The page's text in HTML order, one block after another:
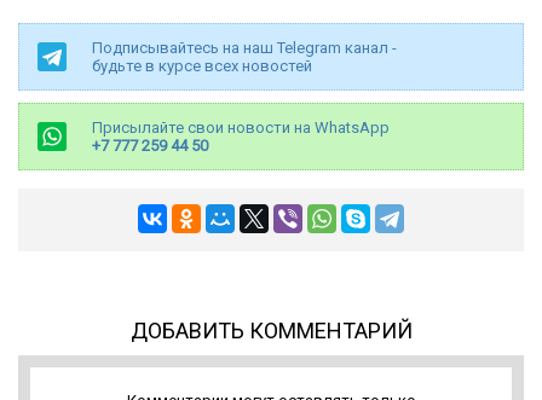
Подписывайтесь на наш Telegram канал -
будьте в курсе всех новостей
Присылайте свои новости на WhatsApp
+7 777 259 44 50
ДОБАВИТЬ КОММЕНТАРИЙ